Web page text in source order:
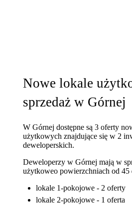
Nowe lokale
sprzedaż w Górnej
W Górnej dostępne są 3 oferty
użytkowych znajdujące się w 2
deweloperskich.
Deweloperzy w Górnej mają w
użytkoweo powierzchniach od 45
lokale 1-pokojowe - 2 oferty
lokale 2-pokojowe - 1 oferta